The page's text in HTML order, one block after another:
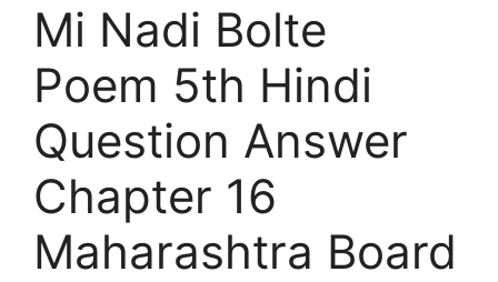
Mi Nadi Bolte
Poem 5th Hindi
Question Answer
Chapter 16
Maharashtra Board